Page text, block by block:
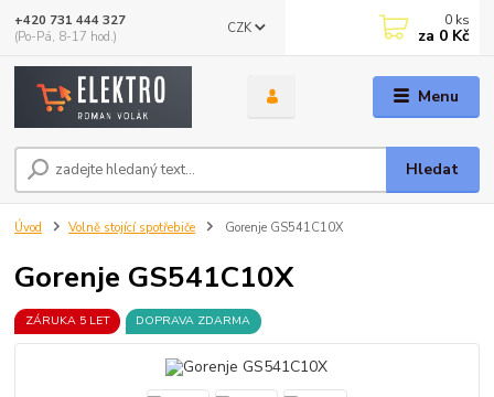
Menu
CZK
Hledat
+420 731 444 327
(Po-Pá, 8-17 hod.)
0 ks
za 0 Kč
Úvod Volně stojící spotřebiče Gorenje GS541C10X
Gorenje GS541C10X
ZÁRUKA 5 LET DOPRAVA ZDARMA